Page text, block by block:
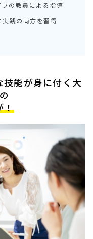
の教員による指導
践の両方を習得
能が身に付く大
！